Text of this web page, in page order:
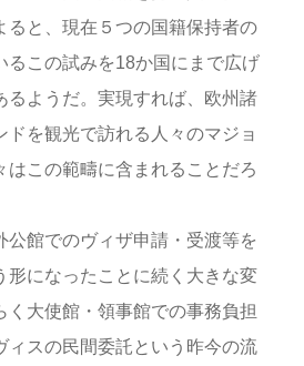
ると、現在５つの国籍保持者の
るこの試みを18か国にまで広げ
るようだ。実現すれば、欧州諸
ドを観光で訪れる人々のマジョ
はこの範疇に含まれることだろ
公館でのヴィザ申請・受渡等を
形になったことに続く大きな変
く大使館・領事館での事務負担
ィスの民間委託という昨今の流